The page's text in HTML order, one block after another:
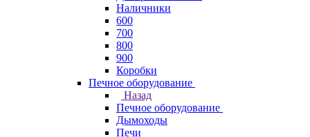
Наличники
600
700
800
900
Коробки
Печное оборудование
Назад
Печное оборудование
Дымоходы
Печи